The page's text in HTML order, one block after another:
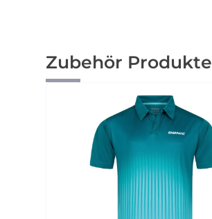
Produktgalerie überspringen
Zubehör Produkte